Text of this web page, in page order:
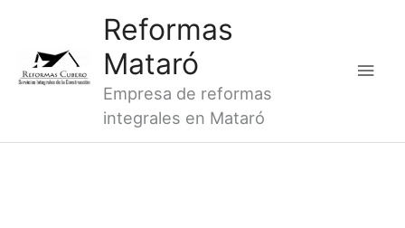
contenido
Reformas
Mataró
Empresa de reformas
integrales en Mataró